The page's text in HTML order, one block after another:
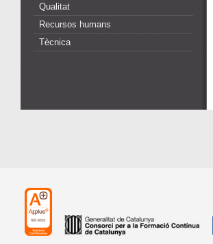
Qualitat
Recursos humans
Tècnica